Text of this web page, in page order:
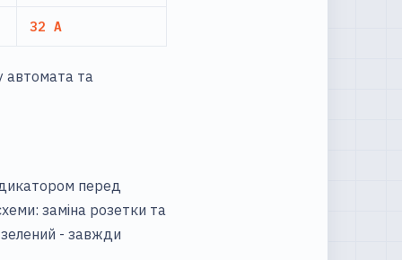
32 А
автомата та
перед
заміна розетки та
- завжди